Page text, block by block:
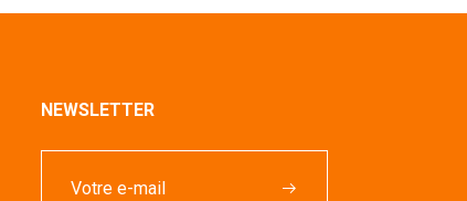
NEWSLETTER